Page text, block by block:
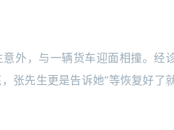
外，与一辆货车迎面相撞。经
张先生更是告诉她“等恢复好了